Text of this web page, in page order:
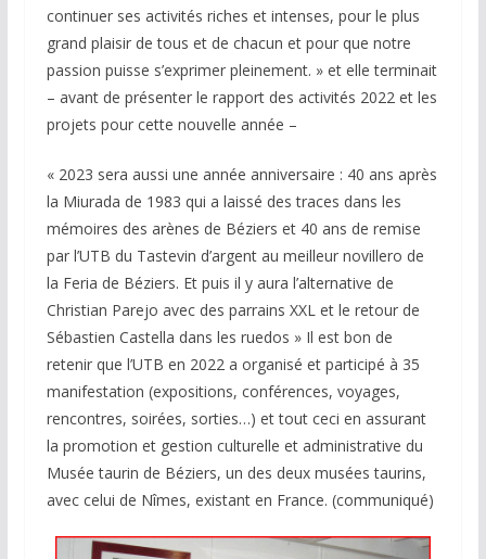
continuer ses activités riches et intenses, pour le plus
grand plaisir de tous et de chacun et pour que notre
passion puisse s’exprimer pleinement. » et elle terminait
– avant de présenter le rapport des activités 2022 et les
projets pour cette nouvelle année –
« 2023 sera aussi une année anniversaire : 40 ans après
la Miurada de 1983 qui a laissé des traces dans les
mémoires des arènes de Béziers et 40 ans de remise
par l’UTB du Tastevin d’argent au meilleur novillero de
la Feria de Béziers. Et puis il y aura l’alternative de
Christian Parejo avec des parrains XXL et le retour de
Sébastien Castella dans les ruedos » Il est bon de
retenir que l’UTB en 2022 a organisé et participé à 35
manifestation (expositions, conférences, voyages,
rencontres, soirées, sorties…) et tout ceci en assurant
la promotion et gestion culturelle et administrative du
Musée taurin de Béziers, un des deux musées taurins,
avec celui de Nîmes, existant en France. (communiqué)